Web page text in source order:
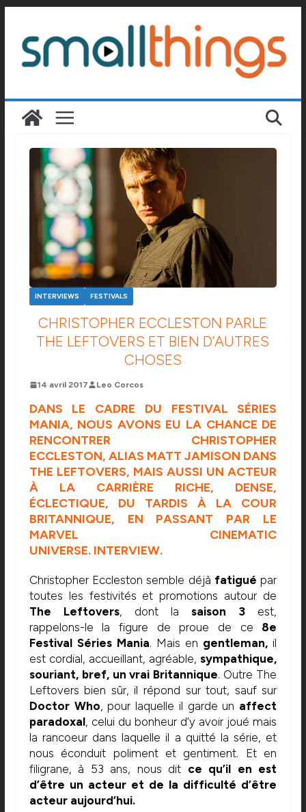
contenu
INTERVIEWS FESTIVALS
CHRISTOPHER ECCLESTON PARLE
THE LEFTOVERS ET BIEN D’AUTRES
CHOSES
14 avril 2017 Leo Corcos
DANS LE CADRE DU FESTIVAL SÉRIES
MANIA, NOUS AVONS EU LA CHANCE DE
RENCONTRER CHRISTOPHER
ECCLESTON, ALIAS MATT JAMISON DANS
THE LEFTOVERS, MAIS AUSSI UN ACTEUR
À LA CARRIÈRE RICHE, DENSE,
ÉCLECTIQUE, DU TARDIS À LA COUR
BRITANNIQUE, EN PASSANT PAR LE
MARVEL CINEMATIC
UNIVERSE. INTERVIEW.
Christopher Eccleston semble déjà fatigué par
toutes les festivités et promotions autour de
The Leftovers, dont lasaison 3 est,
rappelons-le la figure de proue de ce 8e
Festival Séries Mania. Mais en gentleman, il
est cordial, accueillant, agréable,sympathique,
souriant, bref, un vrai Britannique. Outre The
Leftovers bien sûr, il répond sur tout, sauf sur
Doctor Who, pour laquelle il garde un affect
paradoxal, celui du bonheur d’y avoir joué mais
la rancoeur dans laquelle il a quitté la série, et
nous éconduit poliment et gentiment. Et en
filigrane, à 53 ans, nous dit ce qu’il en est
d’être un acteur et de la difficulté d’être
acteur aujourd’hui.